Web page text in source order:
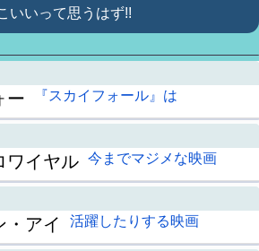
いいって思うはず!!
ー 『スカイフォール』は
ワイヤル 今までマジメな映画
・アイ 活躍したりする映画